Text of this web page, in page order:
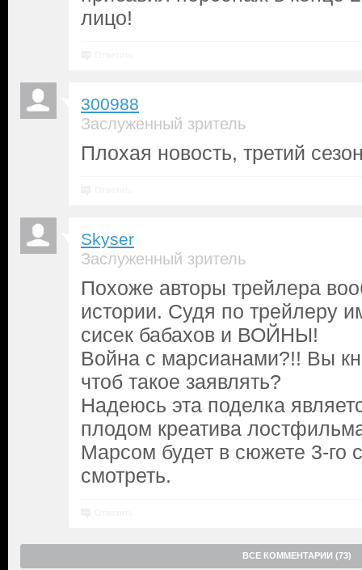
лицо!
300988
Заслуженный зритель
Плохая новость, третий
Skyser
Заслуженный зритель
Похоже авторы трейлера
истории. Судя по трейлеру
сисек бабахов и ВОЙНЫ!
Война с марсианами?!! Вы
чтоб такое заявлять?
Надеюсь эта поделка
плодом креатива
Марсом будет в сюжете 3-го
смотреть.
ВСЕ КОММЕНТАРИИ (73)